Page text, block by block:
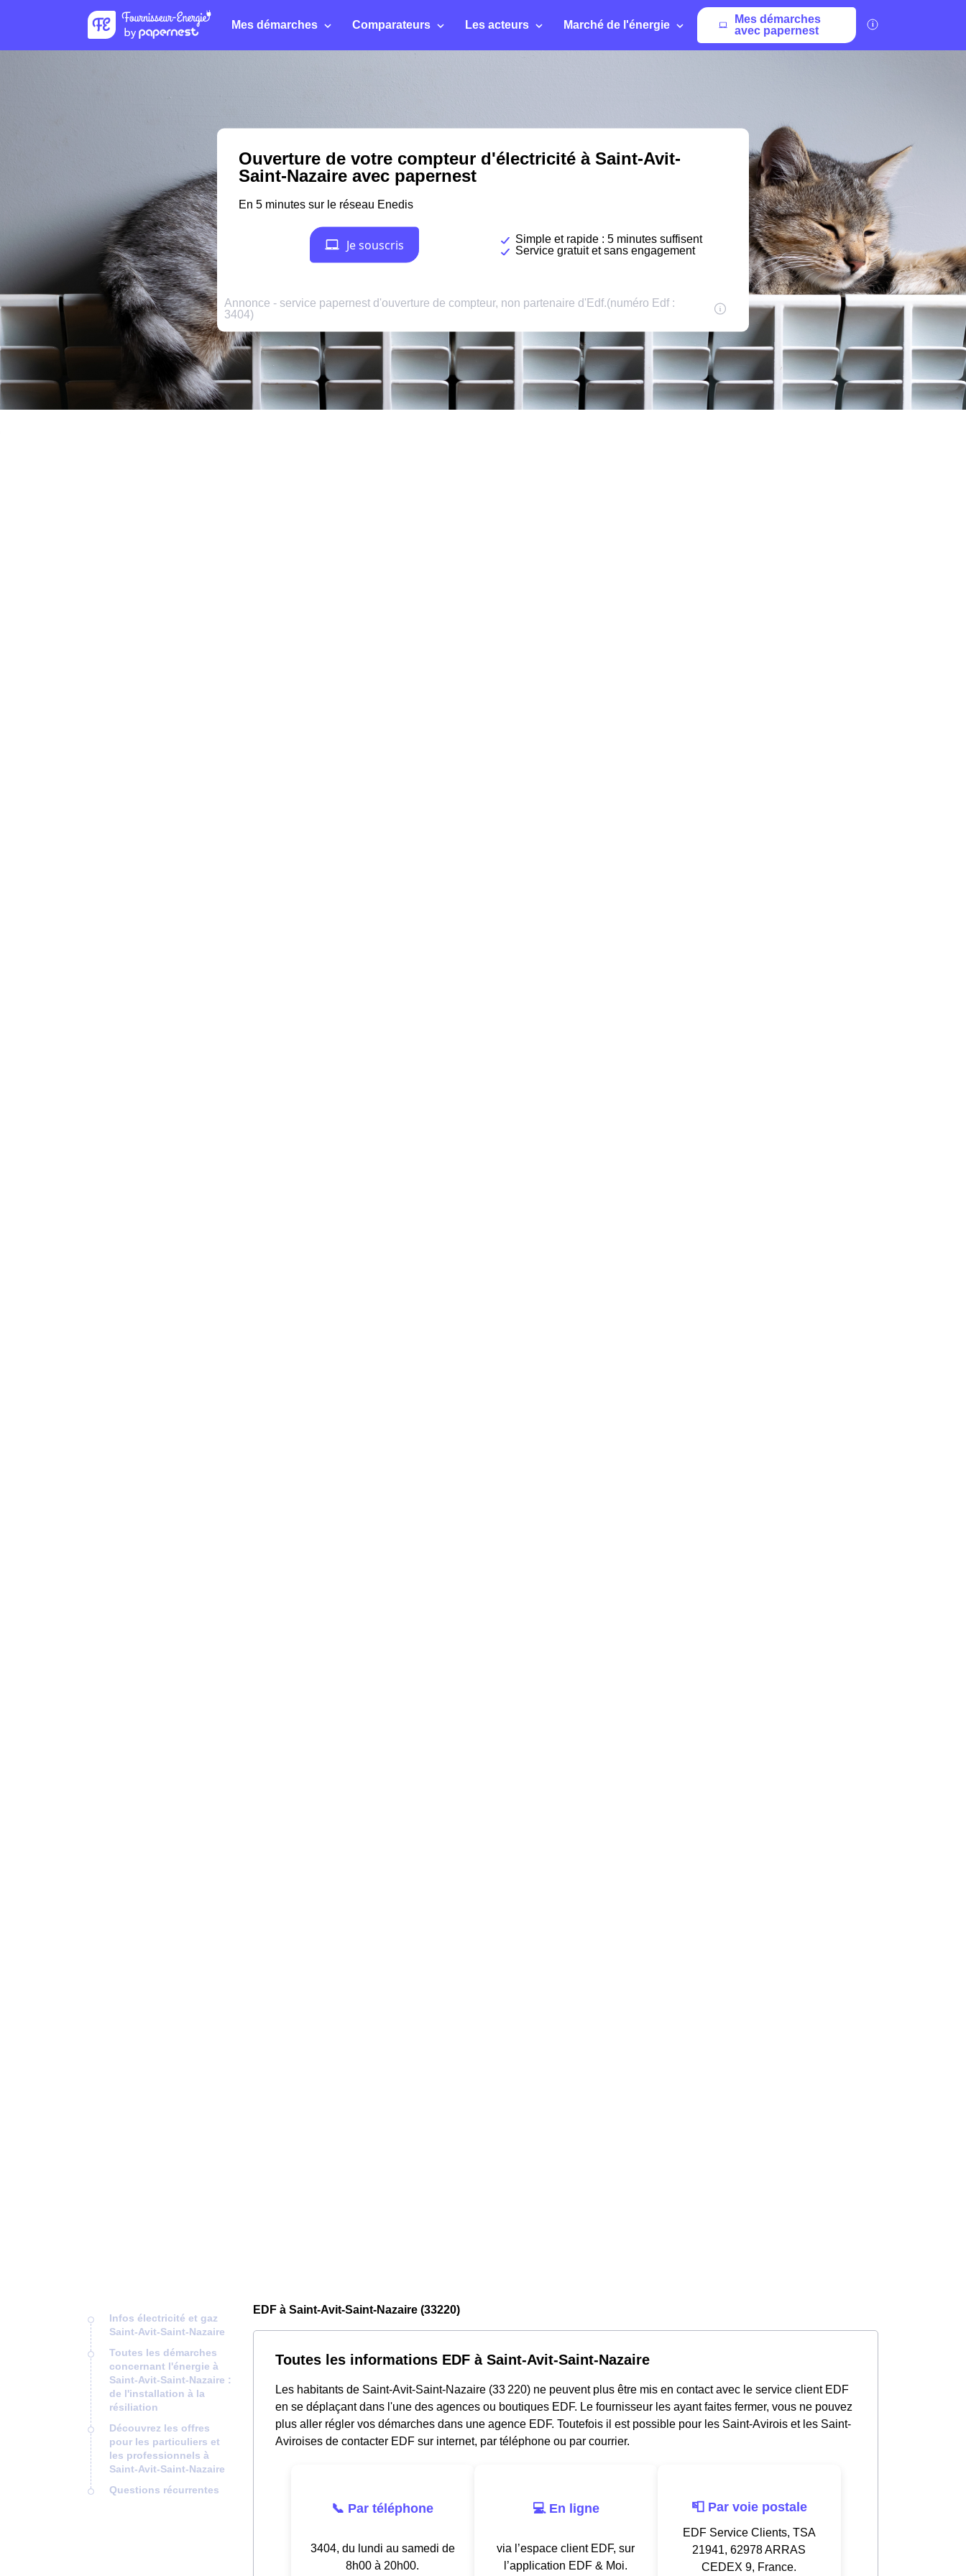
Mes démarches Comparateurs Les acteurs Marché de l'énergie
Mes démarches
avec papernest
Infos électricité et gaz
Saint-Avit-Saint-Nazaire
Toutes les démarches
concernant l'énergie à
Saint-Avit-Saint-Nazaire :
de l'installation à la
résiliation
Découvrez les offres
pour les particuliers et
les professionnels à
Saint-Avit-Saint-Nazaire
Questions récurrentes
EDF à Saint-Avit-Saint-Nazaire (33220)
Toutes les informations EDF à Saint-Avit-Saint-Nazaire
Les habitants de Saint-Avit-Saint-Nazaire (33 220) ne peuvent plus être mis en contact avec le service client EDF
en se déplaçant dans l'une des agences ou boutiques EDF. Le fournisseur les ayant faites fermer, vous ne pouvez
plus aller régler vos démarches dans une agence EDF. Toutefois il est possible pour les Saint-Avirois et les Saint-
Aviroises de contacter EDF sur internet, par téléphone ou par courrier.
📞 Par téléphone
3404, du lundi au samedi de
8h00 à 20h00.
💻 En ligne
via l’espace client EDF, sur
l’application EDF & Moi.
📮 Par voie postale
EDF Service Clients, TSA
21941, 62978 ARRAS
CEDEX 9, France.